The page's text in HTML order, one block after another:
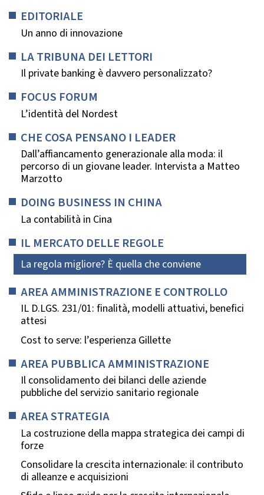
EDITORIALE
Un anno di innovazione
LA TRIBUNA DEI LETTORI
Il private banking è davvero personalizzato?
FOCUS FORUM
L’identità del Nordest
CHE COSA PENSANO I LEADER
Dall’affiancamento generazionale alla moda: il
percorso di un giovane leader. Intervista a Matteo
Marzotto
DOING BUSINESS IN CHINA
La contabilità in Cina
IL MERCATO DELLE REGOLE
La regola migliore? È quella che conviene
AREA AMMINISTRAZIONE E CONTROLLO
IL D.LGS. 231/01: finalità, modelli attuativi, benefici
attesi
Cost to serve: l’esperienza Gillette
AREA PUBBLICA AMMINISTRAZIONE
Il consolidamento dei bilanci delle aziende
pubbliche del servizio sanitario regionale
AREA STRATEGIA
La costruzione della mappa strategica dei campi di
forze
Consolidare la crescita internazionale: il contributo
di alleanze e acquisizioni